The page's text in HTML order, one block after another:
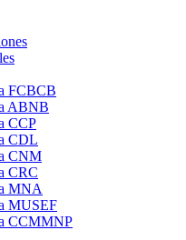
FCBCB
ABNB
CCP
CDL
CNM
CRC
MNA
MUSEF
CCMMNP